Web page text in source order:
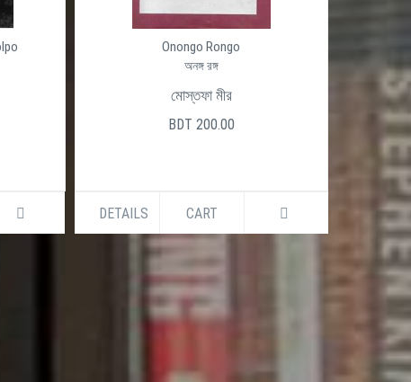
Onongo Rongo
অনঙ্গ রঙ্গ
মোস্তফা মীর
BDT 200.00
DETAILS CART DETAILS